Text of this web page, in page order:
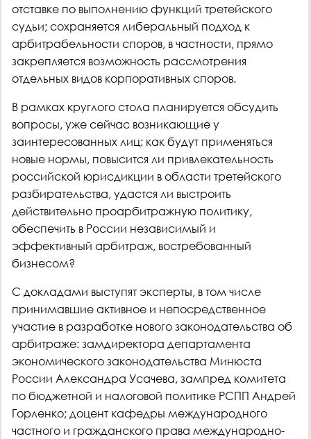
отставке по выполнению функций третейского
судьи; сохраняется либеральный подход к
арбитрабельности споров, в частности, прямо
закрепляется возможность рассмотрения
отдельных видов корпоративных споров.
В рамках круглого стола планируется обсудить
вопросы, уже сейчас возникающие у
заинтересованных лиц: как будут применяться
новые нормы, повысится ли привлекательность
российской юрисдикции в области третейского
разбирательства, удастся ли выстроить
действительно проарбитражную политику,
обеспечить в России независимый и
эффективный арбитраж, востребованный
бизнесом?
С докладами выступят эксперты, в том числе
принимавшие активное и непосредственное
участие в разработке нового законодательства об
арбитраже: замдиректора департамента
экономического законодательства Минюста
России Александра Усачева, зампред комитета
по бюджетной и налоговой политике РСПП Андрей
Горленко; доцент кафедры международного
частного и гражданского права международно-